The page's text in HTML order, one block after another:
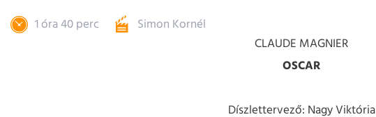
1 óra 40 perc
Simon Kornél
CLAUDE MAGNIER
OSCAR
Díszlettervező: Nagy Viktória